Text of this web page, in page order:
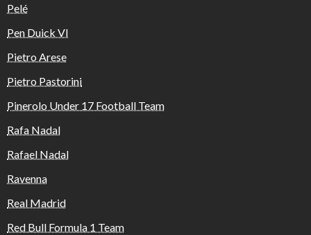
Pelé
Pen Duick VI
Pietro Arese
Pietro Pastorini
Pinerolo Under 17 Football Team
Rafa Nadal
Rafael Nadal
Ravenna
Real Madrid
Red Bull Formula 1 Team